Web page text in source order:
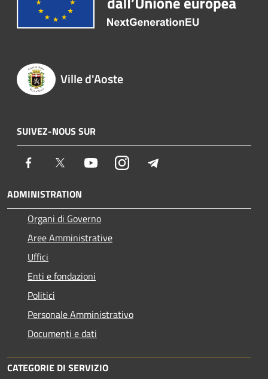
Ville d'Aoste
SUIVEZ-NOUS SUR
Facebook Twitter YoutubeInstagram
ADMINISTRATION
Organi di Governo
Aree Amministrative
Uffici
Enti e fondazioni
Politici
Personale Amministrativo
Documenti e dati
CATEGORIE DI SERVIZIO